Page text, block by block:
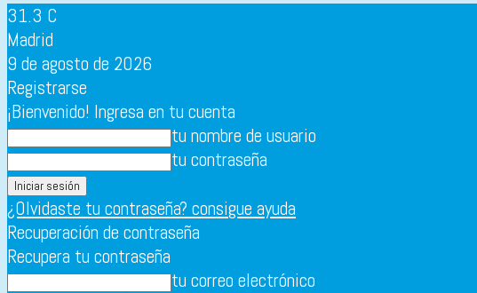
31.3 C
Madrid
9 de agosto de 2026
Registrarse
¡Bienvenido! Ingresa en tu cuenta
tu nombre de usuario
tu contraseña
¿Olvidaste tu contraseña? consigue ayuda
Recuperación de contraseña
Recupera tu contraseña
tu correo electrónico